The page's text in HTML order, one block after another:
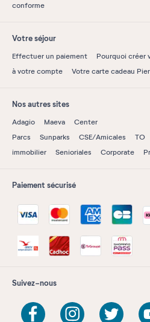
conforme
Votre séjour
Effectuer un paiement Pourquoi créer
à votre compte
Votre carte cadeau
Nos autres sites
Adagio Maeva
Center
Parcs
Sunparks CSE/Amicales TO
immobilier
Senioriales Corporate
Paiement sécurisé
Suivez-nous